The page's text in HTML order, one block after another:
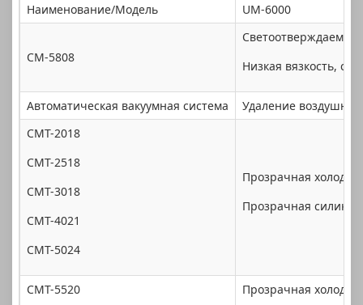
Наименование/Модель UM-6000
CM-5808
Светоотверждаемая
Низкая вязкость,
Автоматическая вакуумная система
Удаление
CMT-2018
CMT-2518
CMT-3018
CMT-4021
CMT-5024
Прозрачная
Прозрачная
CMT-5520
Прозрачная